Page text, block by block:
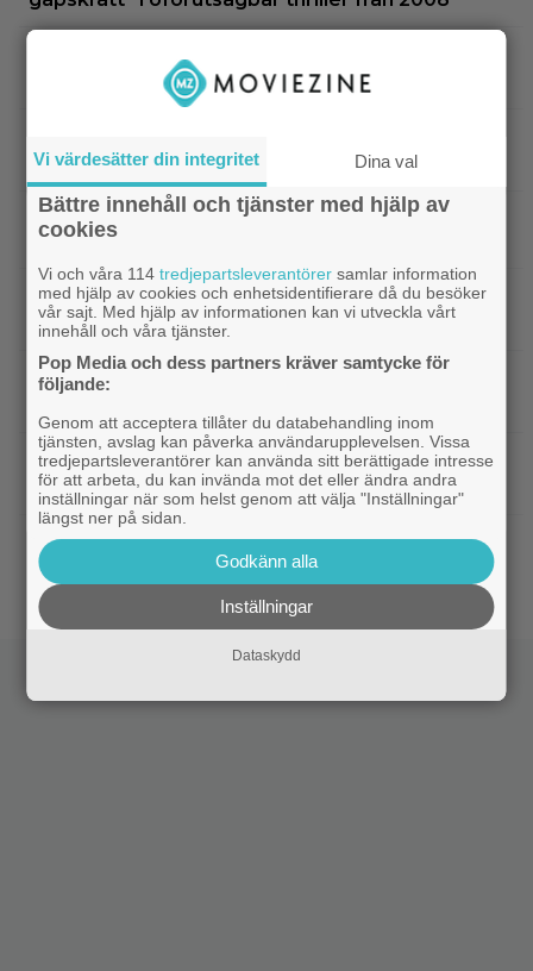
3 nya filmer på Netflix: Oscarsvinnaren
från 2025 klättrar på topplistan
hoppas nya filmen blir en snackis
IKEA hyllas världen över – efter briljant blinkning
till Alexander Skarsgård
Apple TV |Bortglömd komedi från 1984 blev
Robin Williams favorit: ”Min bästa film”
HBO Max
Två nya skådisar redo att skapa
Netflix|Netflix har stängt in en snubbe i en
reklamskylt – PR-tricket som får LA att titta upp
Dokumentär|Hör Sveriges märkligaste skratt i
trailern till ”Bäst i världen”
Vi värdesätter din integritet Dina val
Bättre innehåll och tjänster med hjälp av
cookies
Vi och våra 114tredjepartsleverantörer samlar information
med hjälp av cookies och enhetsidentifierare då du besöker
vår sajt. Med hjälp av informationen kan vi utveckla vårt
innehåll och våra tjänster.
Pop Media och dess partners kräver samtycke för
följande:
Genom att acceptera tillåter du databehandling inom
tjänsten, avslag kan påverka användarupplevelsen. Vissa
tredjepartsleverantörer kan använda sitt berättigade intresse
för att arbeta, du kan invända mot det eller ändra andra
inställningar när som helst genom att välja "Inställningar"
längst ner på sidan.
Godkänn alla
Inställningar
Dataskydd